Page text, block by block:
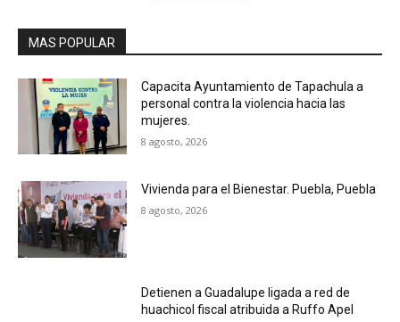
MAS POPULAR
Capacita Ayuntamiento de Tapachula a
personal contra la violencia hacia las
mujeres.
8 agosto, 2026
Vivienda para el Bienestar. Puebla, Puebla
8 agosto, 2026
Detienen a Guadalupe ligada a red de
huachicol fiscal atribuida a Ruffo Apel